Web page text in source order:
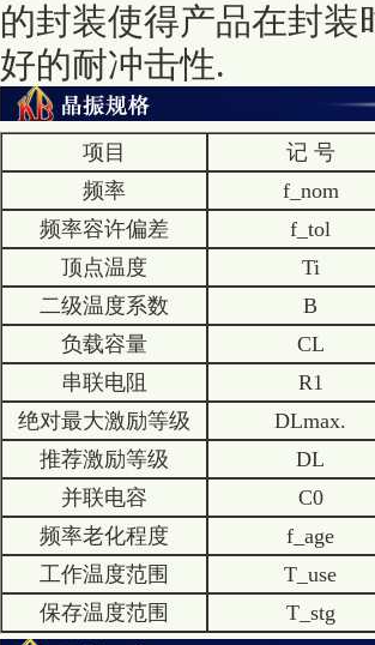
的封装使得产品在封
好的耐冲击性.
项目
记 号
频率
f_nom
频率容许偏差
f_tol
顶点温度
Ti
二级温度系数
B
负载容量
CL
串联电阻
R1
绝对最大激励等级
DLmax.
推荐激励等级
DL
并联电容
C0
频率老化程度
f_age
工作温度范围
T_use
保存温度范围
T_stg